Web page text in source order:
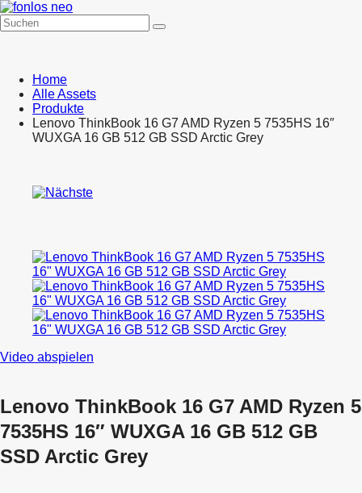
Home
Alle Assets
Produkte
Lenovo ThinkBook 16 G7 AMD Ryzen 5 7535HS 16″
WUXGA 16 GB 512 GB SSD Arctic Grey
RAM 512
Lenovo
WUXGA
256
GB
Grey
(EoL)
Video abspielen
Lenovo ThinkBook 16 G7 AMD Ryzen 5
7535HS 16″ WUXGA 16 GB 512 GB
SSD Arctic Grey